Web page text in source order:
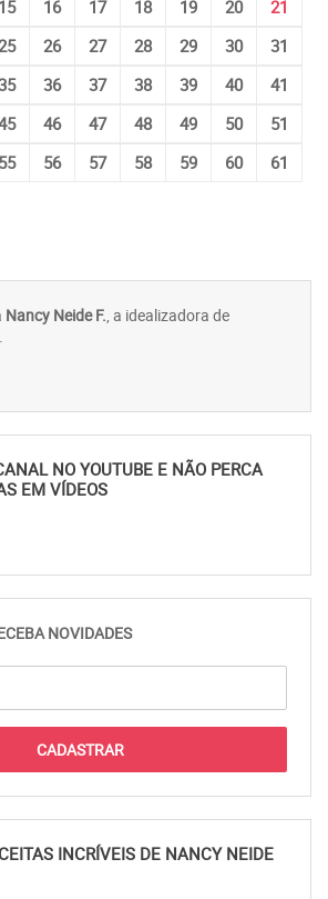
15 16 17 18 19 20
21
26 27 28 29 30
31
36 37 38 39 40
41
46 47 48 49 50
51
55 56 57 58 59 60
61
Nancy Neide F., a idealizadora de
NO YOUTUBE E NÃO PERCA
EM VÍDEOS
NOVIDADES
INCRÍVEIS DE NANCY NEIDE